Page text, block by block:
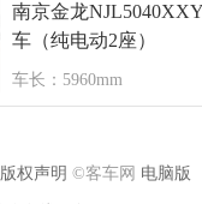
南京金龙
车（纯电动2座）
车长：5960mm
版权声明 ©客车网 电脑版